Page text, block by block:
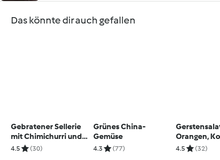
Das könnte dir auch gefallen
Gebratener Sellerie
mit Chimichurri und
Blätterteig-Crisps
4.5 (30)
Grünes China-
Gemüse
4.3 (77)
Orangen,
und
4.5 (32)